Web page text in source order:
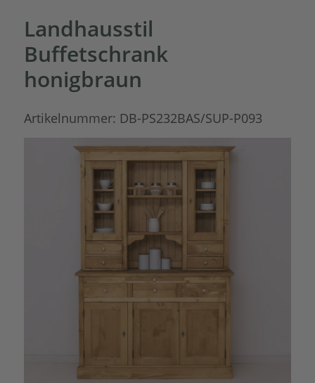
Landhausstil
Buffetschrank
honigbraun
Artikelnummer: DB-PS232BAS/SUP-P093